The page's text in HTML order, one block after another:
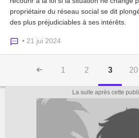
propriétaire du réseau social se dit
des plus préjudiciables à ses intérêts.
• 21 jui 2024
1 2 3 20